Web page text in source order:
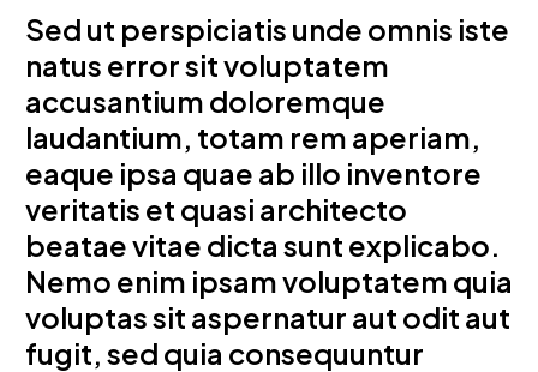
Sed ut perspiciatis unde omnis iste
natus error sit voluptatem
accusantium doloremque
laudantium, totam rem aperiam,
eaque ipsa quae ab illo inventore
veritatis et quasi architecto
beatae vitae dicta sunt explicabo.
Nemo enim ipsam voluptatem quia
voluptas sit aspernatur aut odit aut
fugit, sed quia consequuntur